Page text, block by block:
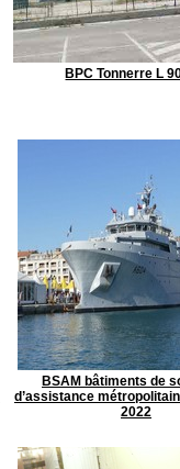
BPC Tonnerre L
BSAM bâtiments de
d’assistance
2022